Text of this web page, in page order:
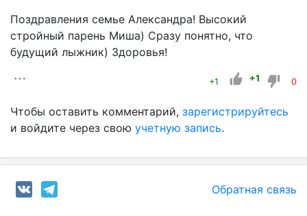
Поздравления семье Александра! Высокий
стройный парень Миша) Сразу понятно, что
будущий лыжник) Здоровья!
+1 +1 0
Чтобы оставить комментарий, зарегистрируйтесь
и войдите через свою учетную запись.
Обратная связь